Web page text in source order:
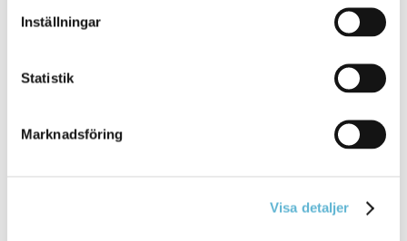
Inställningar
Statistik
Marknadsföring
Visa detaljer